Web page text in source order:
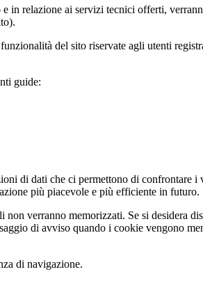
in relazione ai servizi tecnici offerti,
del sito riservate agli utenti
guide:
di dati che ci permettono di confrontare
più piacevole e più efficiente in futuro.
verranno memorizzati. Se si desidera
di avviso quando i cookie vengono
di navigazione.